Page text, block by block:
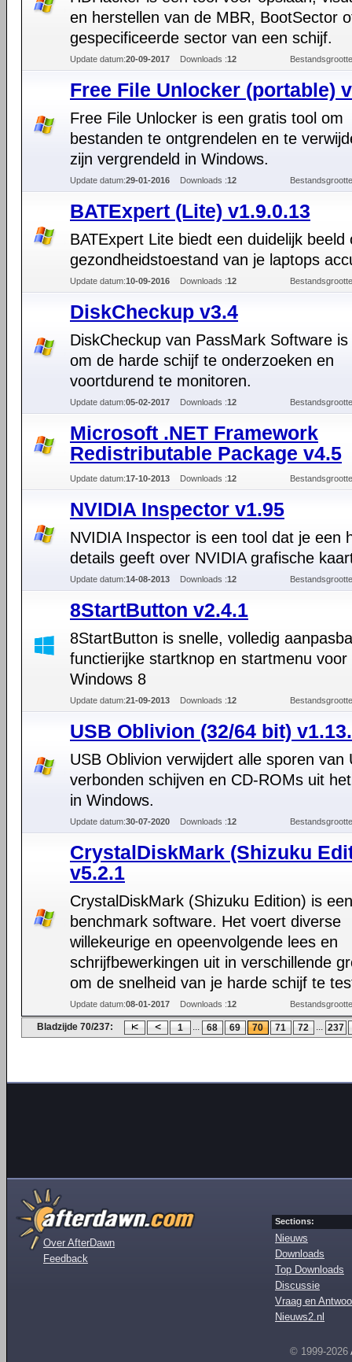
en herstellen van de MBR, BootSector
gespecificeerde sector van een schijf.
Update datum:20-09-2017 Downloads :12
Free File Unlocker (portable)
Free File Unlocker is een gratis tool om
bestanden te ontgrendelen en te
zijn vergrendeld in Windows.
Update datum:29-01-2016 Downloads :12
BATExpert (Lite) v1.9.0.13
BATExpert Lite biedt een duidelijk beeld
gezondheidstoestand van je laptops
Update datum:10-09-2016 Downloads :12
DiskCheckup v3.4
DiskCheckup van PassMark Software
om de harde schijf te onderzoeken en
voortdurend te monitoren.
Update datum:05-02-2017 Downloads :12
Microsoft .NET Framework
Redistributable Package v4.5
Update datum:17-10-2013 Downloads :12
NVIDIA Inspector v1.95
NVIDIA Inspector is een tool dat je een
details geeft over NVIDIA grafische
Update datum:14-08-2013 Downloads :12
8StartButton v2.4.1
8StartButton is snelle, volledig
functierijke startknop en startmenu voor
Windows 8
Update datum:21-09-2013 Downloads :12
USB Oblivion (32/64 bit)
USB Oblivion verwijdert alle sporen van
verbonden schijven en CD-ROMs uit
in Windows.
Update datum:30-07-2020 Downloads :12
CrystalDiskMark (Shizuku
v5.2.1
CrystalDiskMark (Shizuku Edition) is
benchmark software. Het voert diverse
willekeurige en opeenvolgende lees en
schrijfbewerkingen uit in verschillende
om de snelheid van je harde schijf te
Update datum:08-01-2017 Downloads :12
Bladzijde 70/237: 1 ... 68 69 70 71 72 ... 237
Over AfterDawn
Feedback
Sections:
Nieuws
Downloads
Top Downloads
Discussie
Vraag en
Nieuws2.nl
© 1999-2026